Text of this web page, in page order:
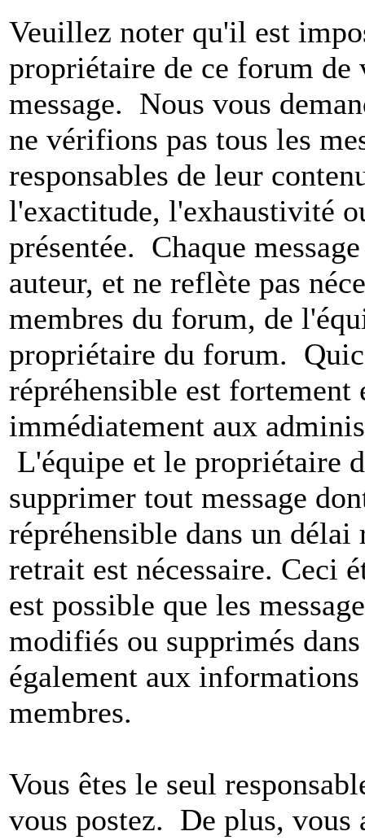
Veuillez noter qu'il est
propriétaire de ce forum
message. Nous vous
ne vérifions pas tous les
responsables de leur
l'exactitude, l'exhaustivité
présentée. Chaque
auteur, et ne reflète pas
membres du forum, de
propriétaire du forum.
répréhensible est
immédiatement aux
L'équipe et le propriétaire
supprimer tout message
répréhensible dans un
retrait est nécessaire. Ceci
est possible que les
modifiés ou supprimés
également aux
membres.
Vous êtes le seul
vous postez. De plus, vous